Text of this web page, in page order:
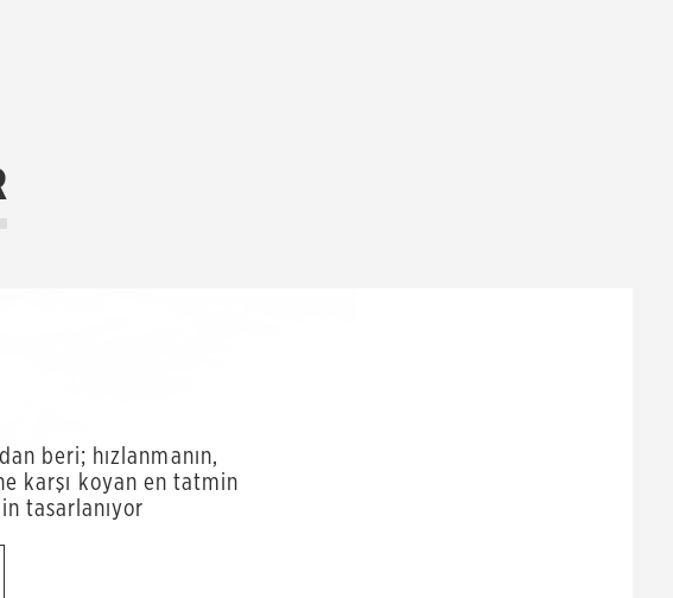
beri; hızlanmanın,
karşı koyan en tatmin
tasarlanıyor